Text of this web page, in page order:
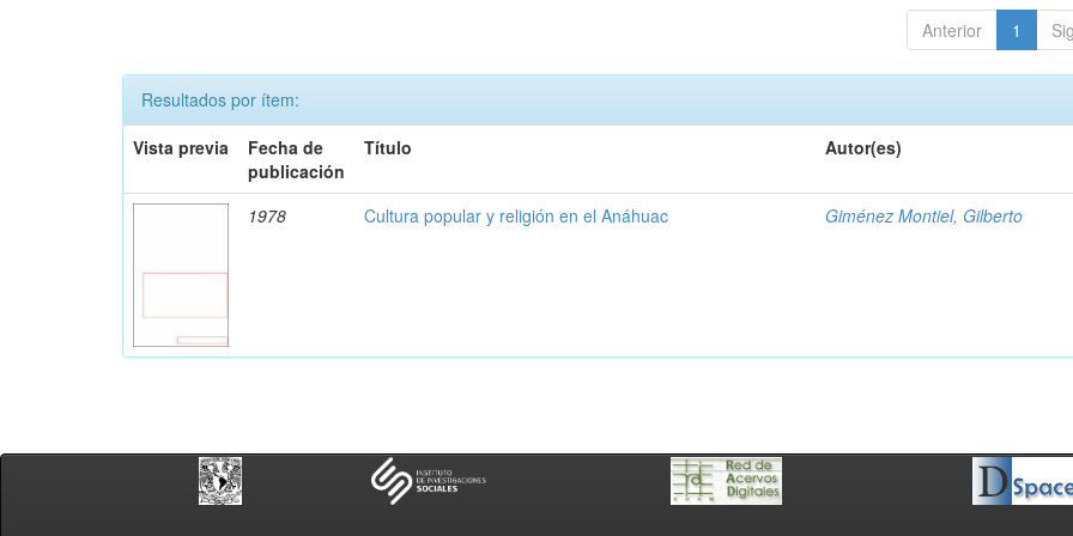
Anterior 1
Resultados por ítem:
Vista previa
Fecha de
publicación
Título Autor(es)
1978 Cultura popular y religión en el Anáhuac Giménez Montiel, Gilberto